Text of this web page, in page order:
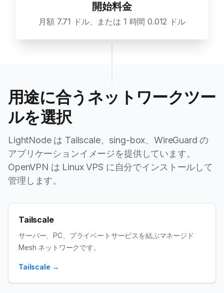
開始料金
月額 7.71 ドル、または 1 時間 0.012 ドル
用途に合うネットワークツー
ルを選択
LightNode は Tailscale、sing-box、WireGuard の
アプリケーションイメージを提供しています。
OpenVPN は Linux VPS に自分でインストールして
管理します。
Tailscale
サーバー、PC、プライベートサービスを結ぶマネージド
Mesh ネットワークです。
Tailscale →